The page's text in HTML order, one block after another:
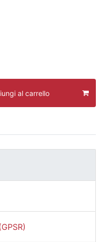
al carrello